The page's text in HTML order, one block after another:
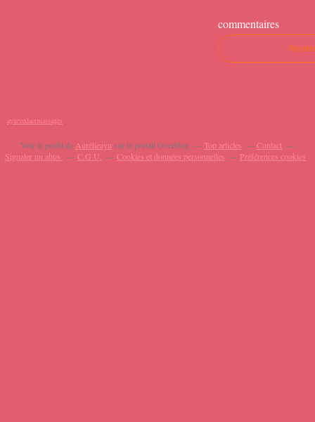
commentaires
ayurvedaetmassages
Voir le profil de Aurélieayu sur le portail Overblog Top articles
Contact
Signaler un abus
C.G.U. Cookies et données personnelles Préférences cookies